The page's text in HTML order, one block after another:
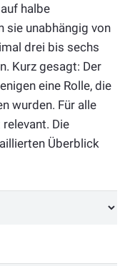
halbe
sie unabhängig von
drei bis sechs
Kurz gesagt: Der
eine Rolle, die
wurden. Für alle
Die
Überblick